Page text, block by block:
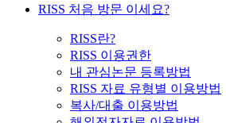
RISS 처음 방문 이세요?
RISS란?
RISS 이용권한
내 관심논문 등록방법
RISS 자료 유형별 이용방법
복사/대출 이용방법